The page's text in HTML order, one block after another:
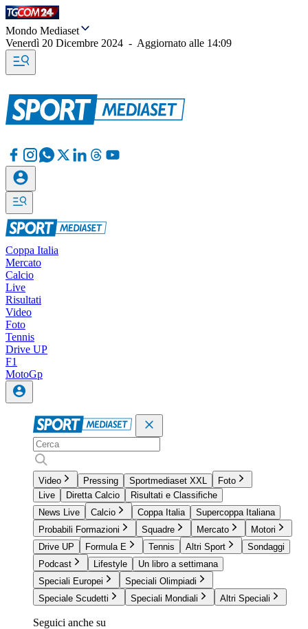
Mondo Mediaset
Venerdì 20 Dicembre 2024 - Aggiornato alle 14:09
Coppa Italia
Mercato
Calcio
Live
Risultati
Video
Foto
Tennis
Drive UP
F1
MotoGp
Video Pressing Sportmediaset XXL
Foto
Live
Diretta Calcio
Risultati e Classifiche
News Live
Calcio Coppa Italia
Supercoppa Italiana
Probabili Formazioni
Squadre Mercato
Motori
Drive UP
Formula E Tennis Altri Sport
Sondaggi
Podcast
Lifestyle
Un libro a settimana
Speciali Europei
Speciali Olimpiadi
Speciale Scudetti
Speciali Mondiali Altri Speciali
Seguici anche su